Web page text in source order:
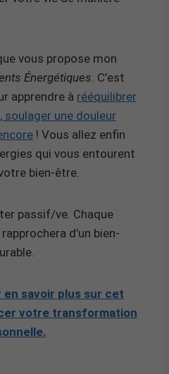
vous propose mon
Énergétiques . C’est
apprendre à rééquilibrer
soulager une douleur
! Vous allez enfin
qui vous entourent
bien-être.
passif/ve. Chaque
d’un bien-
en savoir plus sur cet
votre transformation